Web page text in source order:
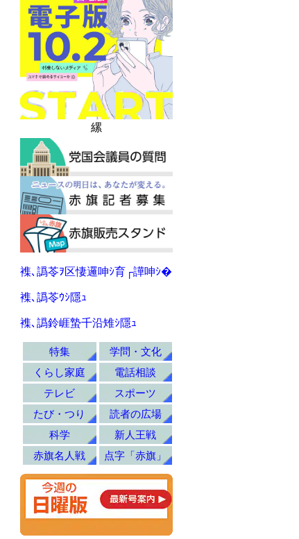
縲
襍､譌苓ｦ区悽邏呻ｼ育┌譁呻ｼ�
襍､譌苓ｳｼ隱ｭ
襍､譌鈴崕蟄千沿雉ｼ隱ｭ
特集
学問・文化
くらし家庭
電話相談
テレビ
スポーツ
たび・つり
読者の広場
科学
新人王戦
赤旗名人戦
点字「赤旗」